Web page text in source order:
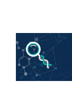
contenido